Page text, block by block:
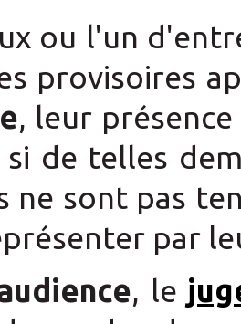
ou l'un
provisoires
, leur
si de telles
ne sont pas
par
, le